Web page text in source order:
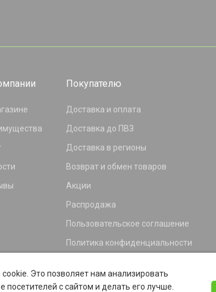
Покупателю
Доставка и оплата
Доставка до ПВЗ
Доставка в регионы
Возврат и обмен товаров
Акции
Распродажа
Пользовательское соглашение
Политика конфиденциальности
Программа лояльности
Это позволяет нам анализировать
посетителей с сайтом и делать его лучше.